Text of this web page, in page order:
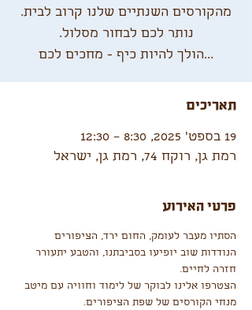
...הולך להיות כיף - מחכים לכם
תאריכים
19 בספט׳ 2025, 8:30 – 12:30
רמת גן, רוקח 74, רמת גן, ישראל
פרטי האירוע
הסתיו מעבר לעומק, החום ירד, הציפורים
הנודדות שוב יופיעו בסביבתנו, והטבע יתעורר
חזרה לחיים.
הצטרפו אלינו לבוקר של לימוד וחוויה עם מיטב
מנחי הקורסים של שפת הציפורים.